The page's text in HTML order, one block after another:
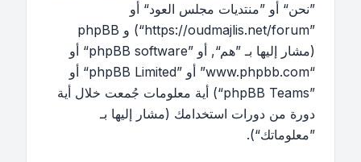
”نحن“ أو ”منتديات مجلس العود“ أو
”https://oudmajlis.net/forum“) و phpBB
(مشار إليها بـ ”هم“, أو ”phpBB software“ أو
“www.phpbb.com” أو ”phpBB Limited“ أو
”phpBB Teams“) أية معلومات جُمعت خلال أية
دورة من دورات استخدامك (مشار إليها بـ
”معلوماتك“).